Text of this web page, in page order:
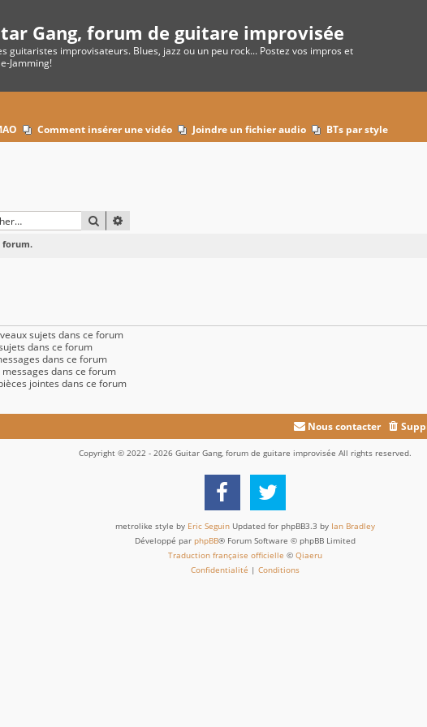
Gang, forum de guitare improvisée
guitaristes improvisateurs. Blues, jazz ou un peu rock... Postez vos impros et
Jamming!
Comment insérer une vidéo Joindre un fichier audio BTs par style
RECHERCHER
forum.
sujets dans ce forum
dans ce forum
dans ce forum
dans ce forum
jointes dans ce forum
Nous contacter
Copyright © 2022 - 2026 Guitar Gang, forum de guitare improvisée All rights reserved.
metrolike style by Eric Seguin Updated for phpBB3.3 by Ian Bradley
Développé par phpBB® Forum Software © phpBB Limited
Traduction française officielle © Qiaeru
Confidentialité | Conditions